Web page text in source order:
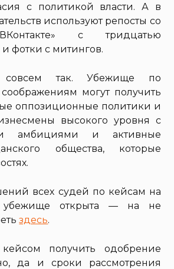
с политикой власти. А в
используют репосты со
с тридцатью
фотки с митингов.
так. Убежище по
могут получить
оппозиционные политики и
высокого уровня с
амбициями и активные
общества, которые
всех судей по кейсам на
убежище открыта — на не
здесь.
получить одобрение
да и сроки рассмотрения